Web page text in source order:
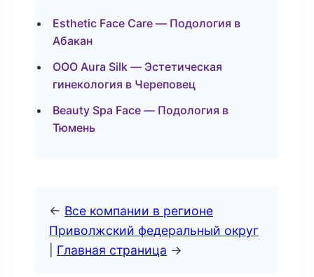
Esthetic Face Care — Подология в
Абакан
ООО Aura Silk — Эстетическая
гинекология в Череповец
Beauty Spa Face — Подология в
Тюмень
← Все компании в регионе
Приволжский федеральный округ
Главная страница →